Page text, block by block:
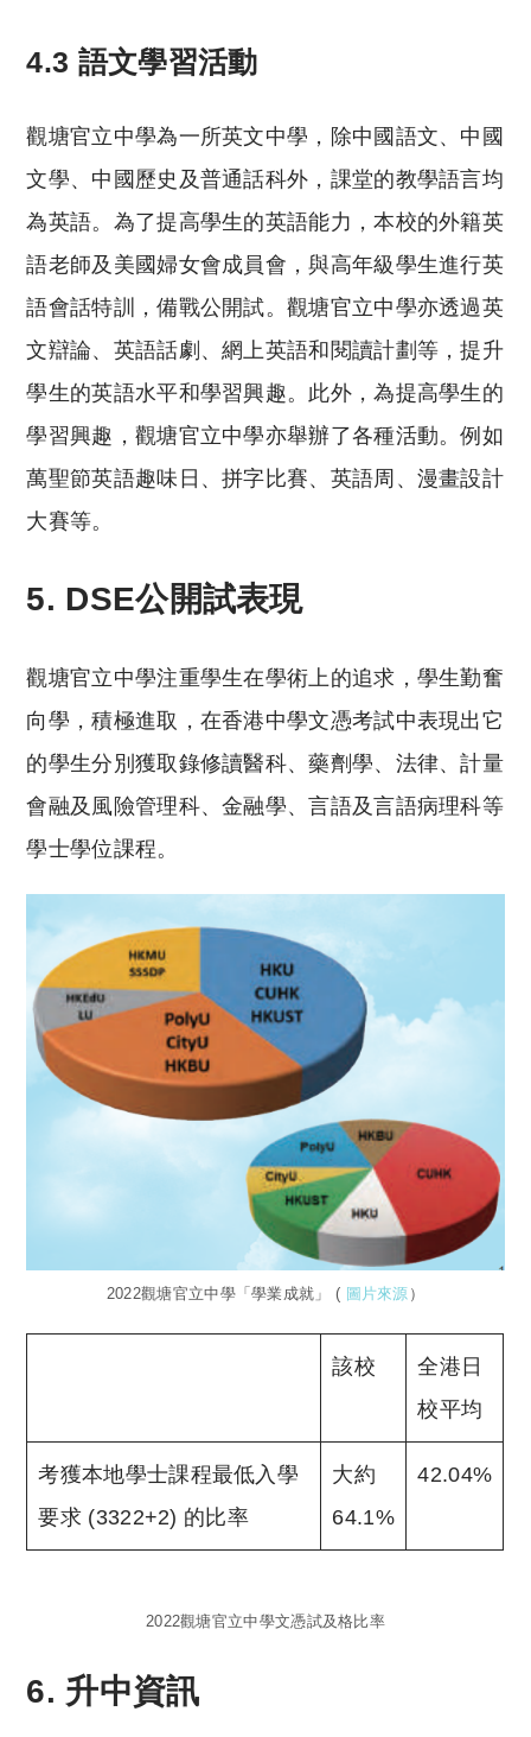
4.3 語文學習活動
觀塘官立中學為一所英文中學，除中國語文、中國
文學、中國歷史及普通話科外，課堂的教學語言均
為英語。為了提高學生的英語能力，本校的外籍英
語老師及美國婦女會成員會，與高年級學生進行英
語會話特訓，備戰公開試。觀塘官立中學亦透過英
文辯論、英語話劇、網上英語和閱讀計劃等，提升
學生的英語水平和學習興趣。此外，為提高學生的
學習興趣，觀塘官立中學亦舉辦了各種活動。例如
萬聖節英語趣味日、拼字比賽、英語周、漫畫設計
大賽等。
5. DSE公開試表現
觀塘官立中學注重學生在學術上的追求，學生勤奮
向學，積極進取，在香港中學文憑考試中表現出它
的學生分別獲取錄修讀醫科、藥劑學、法律、計量
會融及風險管理科、金融學、言語及言語病理科等
學士學位課程。
2022觀塘官立中學「學業成就」 ( 圖片來源 ）
該校
全港日
校平均
考獲本地學士課程最低入學
要求 (3322+2) 的比率
大約
64.1%
42.04%
2022觀塘官立中學文憑試及格比率
6. 升中資訊